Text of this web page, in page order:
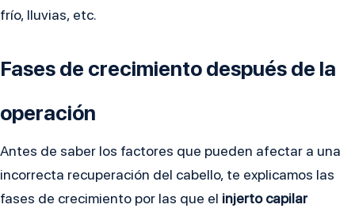
frío, lluvias, etc.
Fases de crecimiento después de la
operación
Antes de saber los factores que pueden afectar a una
incorrecta recuperación del cabello, te explicamos las
fases de crecimiento por las que el injerto capilar